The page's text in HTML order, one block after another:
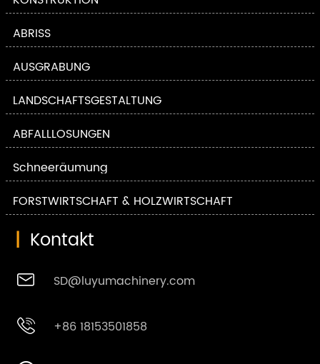
ABRISS
AUSGRABUNG
LANDSCHAFTSGESTALTUNG
ABFALLLÖSUNGEN
Schneeräumung
FORSTWIRTSCHAFT & HOLZWIRTSCHAFT
| Kontakt
 SD@luyumachinery.com
 +86 18153501858